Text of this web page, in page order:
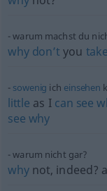
warum machst du
why don’t you take
sowenig ich einsehen
little as I can see
see why
warum nicht gar?
whynot, indeed?